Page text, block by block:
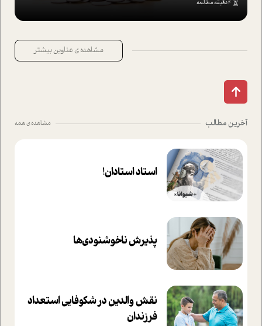
4 دقیقه مطالعه
مشاهده ی عناوین بیشتر
آخرین مطالب مشاهده ی همه
استاد استادان!
پذیرش ناخوشنودی‌ها
نقش والدین در شکوفا‌یی ا‌ستعداد
فرزندان‌